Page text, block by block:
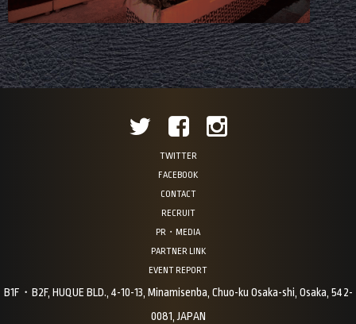
TWITTER
FACEBOOK
CONTACT
RECRUIT
PR・MEDIA
PARTNER LINK
EVENT REPORT
B1F・B2F, HUQUE BLD., 4-10-13, Minamisenba, Chuo-ku Osaka-shi, Osaka, 542-
0081, JAPAN